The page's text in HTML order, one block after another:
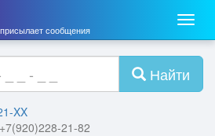
Меню
присылает сообщения
Найти
XX
21-82